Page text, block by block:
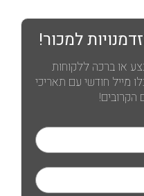
למכור!
או ברכה ללקוחות
מייל חודשי עם תאריכי
הקרובים!